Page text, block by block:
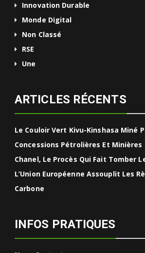
Innovation Durable
Monde Digital
Non Classé
RSE
Une
ARTICLES RÉCENTS
Le Couloir Vert Kivu-Kinshasa Miné
Concessions Pétrolières Et Minières
Chanel, Le Procès Qui Fait Tomber
L’Union Européenne Assouplit Les
Carbone
INFOS PRATIQUES